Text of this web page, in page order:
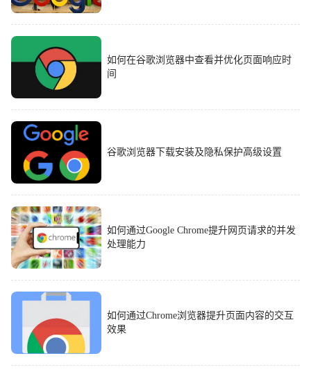
如何在谷歌浏览器中查看并优化页面响应时
间
谷歌浏览器下载安装及隐私保护高级设置
如何通过Google Chrome提升网页请求的并发
处理能力
如何通过Chrome浏览器提升页面内容的交互
效果